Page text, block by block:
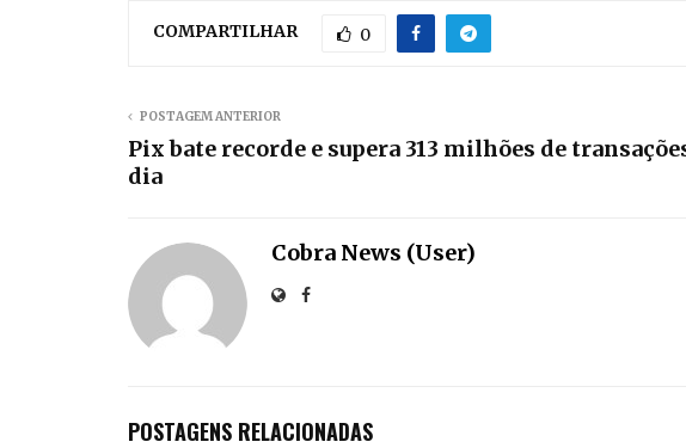
COMPARTILHAR 0
POSTAGEM ANTERIOR
Pix bate recorde e supera 313 milhões de
dia
Cobra News (User)
POSTAGENS RELACIONADAS